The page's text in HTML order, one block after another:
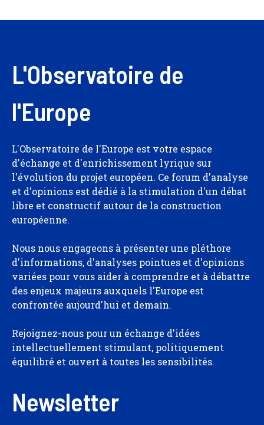
L'Observatoire de
l'Europe
L'Observatoire de l'Europe est votre espace
d'échange et d'enrichissement lyrique sur
l'évolution du projet européen. Ce forum d'analyse
et d'opinions est dédié à la stimulation d'un débat
libre et constructif autour de la construction
européenne.
Nous nous engageons à présenter une pléthore
d'informations, d'analyses pointues et d'opinions
variées pour vous aider à comprendre et à débattre
des enjeux majeurs auxquels l'Europe est
confrontée aujourd'hui et demain.
Rejoignez-nous pour un échange d'idées
intellectuellement stimulant, politiquement
équilibré et ouvert à toutes les sensibilités.
Newsletter